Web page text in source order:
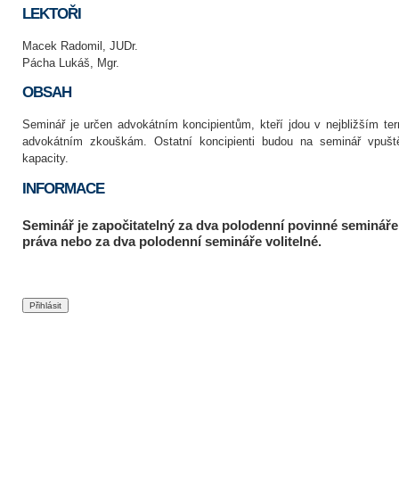
LEKTOŘI
Macek Radomil, JUDr.
Pácha Lukáš, Mgr.
OBSAH
Seminář je určen advokátním koncipientům, kteří jdou v nejbližším
advokátním zkouškám. Ostatní koncipienti budou na seminář
kapacity.
INFORMACE
Seminář je započitatelný za dva polodenní povinné
práva nebo za dva polodenní semináře volitelné.